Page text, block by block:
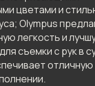
цветами и
Olympus
легкость и
съемки с рук в
отличную